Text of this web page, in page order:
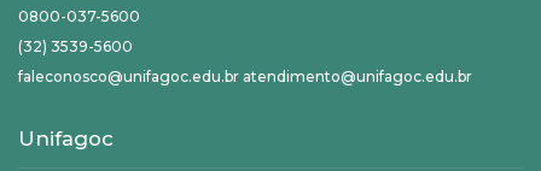
0800-037-5600
(32) 3539-5600
faleconosco@unifagoc.edu.br atendimento@unifagoc.edu.br
Unifagoc